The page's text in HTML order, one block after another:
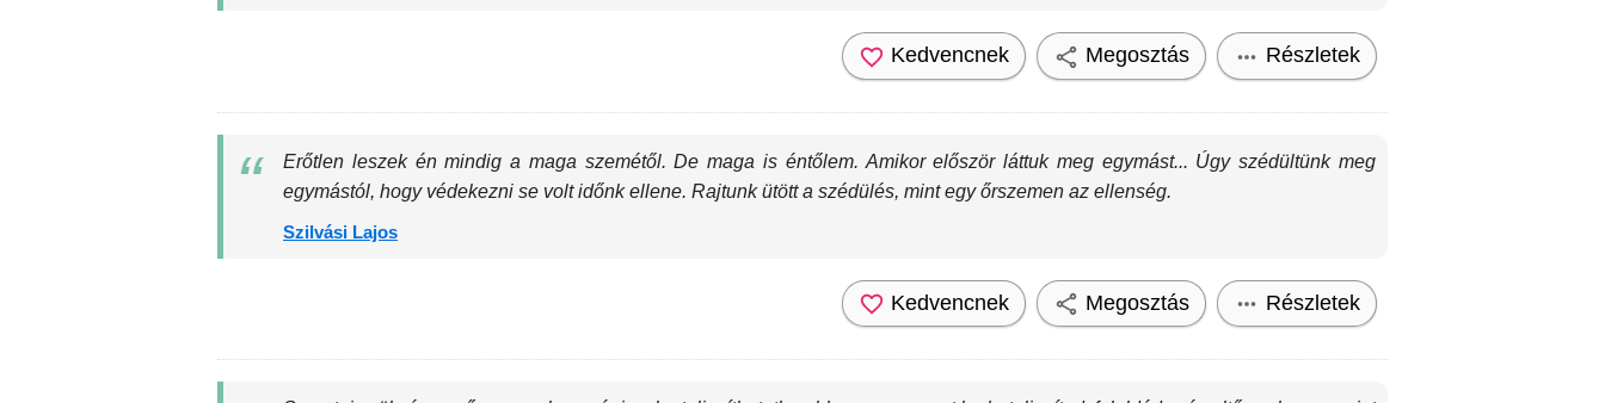
Kedvencnek Megosztás Részletek
Erőtlen leszek én mindig a maga szemétől. De maga is éntőlem. Amikor először láttuk meg egymást... Úgy szédültünk meg
egymástól, hogy védekezni se volt időnk ellene. Rajtunk ütött a szédülés, mint egy őrszemen az ellenség.
Szilvási Lajos
Kedvencnek Megosztás Részletek